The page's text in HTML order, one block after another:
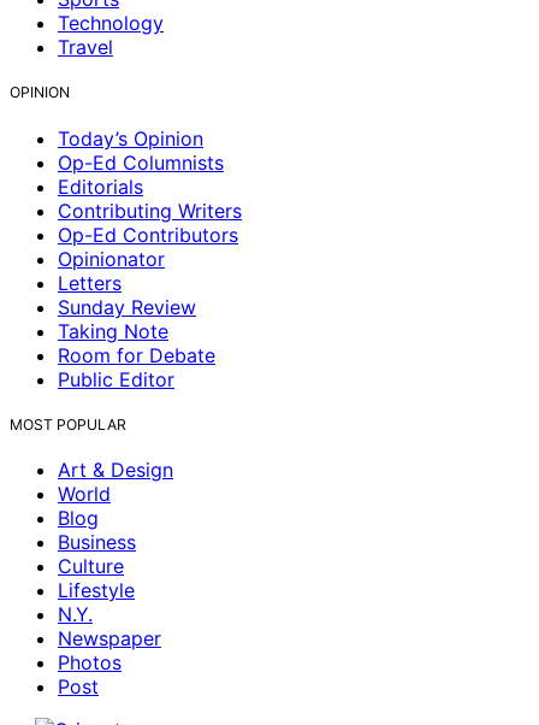
Technology
Travel
OPINION
Today’s Opinion
Op-Ed Columnists
Editorials
Contributing Writers
Op-Ed Contributors
Opinionator
Letters
Sunday Review
Taking Note
Room for Debate
Public Editor
MOST POPULAR
Art & Design
World
Blog
Business
Culture
Lifestyle
N.Y.
Newspaper
Photos
Post